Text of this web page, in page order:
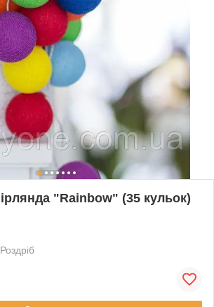
"Rainbow" (35 кульок)
Роздріб